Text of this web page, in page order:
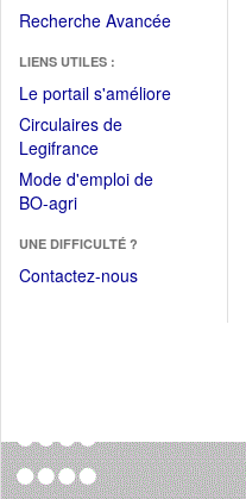
Recherche Avancée
LIENS UTILES :
Le portail s'améliore(Fichier
Circulaires de
Legifrance(Ouvrir
dans
une
fenêtre)
Mode d'emploi de
BO-agri(Ouvrir
une
nouvelle
UNE DIFFICULTÉ ?
Contactez-nous